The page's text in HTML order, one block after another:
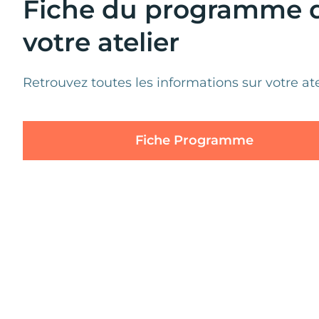
Fiche du programme
votre atelier
Retrouvez toutes les informations sur votre
Fiche Programme